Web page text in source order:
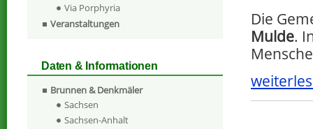
Die
Mulde.
Via Porphyria
Veranstaltungen
Daten & Informationen
Brunnen & Denkmäler
Sachsen
Sachsen-Anhalt